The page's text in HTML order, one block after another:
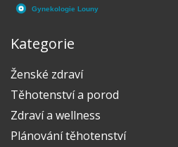
Kategorie
Ženské zdraví
Těhotenství a porod
Zdraví a wellness
Plánování těhotenství